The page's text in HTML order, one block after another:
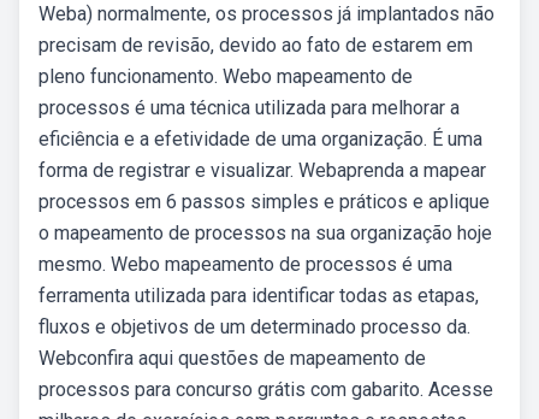
Weba) normalmente, os processos já implantados não
precisam de revisão, devido ao fato de estarem em
pleno funcionamento. Webo mapeamento de
processos é uma técnica utilizada para melhorar a
eficiência e a efetividade de uma organização. É uma
forma de registrar e visualizar. Webaprenda a mapear
processos em 6 passos simples e práticos e aplique
o mapeamento de processos na sua organização hoje
mesmo. Webo mapeamento de processos é uma
ferramenta utilizada para identificar todas as etapas,
fluxos e objetivos de um determinado processo da.
Webconfira aqui questões de mapeamento de
processos para concurso grátis com gabarito. Acesse